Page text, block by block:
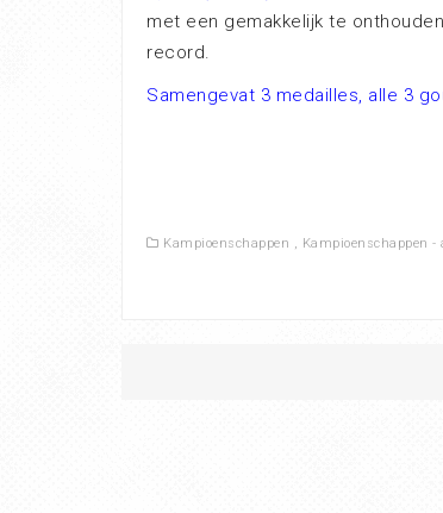
met een gemakkelijk te
record.
Samengevat 3 medailles, alle 3
Kampioenschappen , Kampioenschappen -